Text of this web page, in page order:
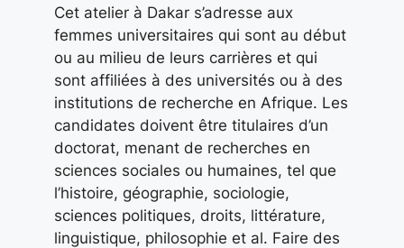
Cet atelier à Dakar s’adresse aux
femmes universitaires qui sont au début
ou au milieu de leurs carrières et qui
sont affiliées à des universités ou à des
institutions de recherche en Afrique. Les
candidates doivent être titulaires d’un
doctorat, menant de recherches en
sciences sociales ou humaines, tel que
l’histoire, géographie, sociologie,
sciences politiques, droits, littérature,
linguistique, philosophie et al. Faire des